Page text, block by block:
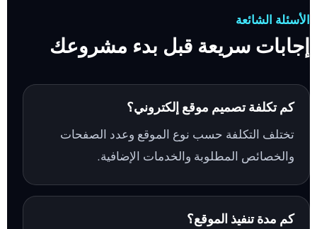
الأسئلة الشائعة
إجابات سريعة قبل بدء مشروعك
كم تكلفة تصميم موقع إلكتروني؟
تختلف التكلفة حسب نوع الموقع وعدد الصفحات
والخصائص المطلوبة والخدمات الإضافية.
كم مدة تنفيذ الموقع؟